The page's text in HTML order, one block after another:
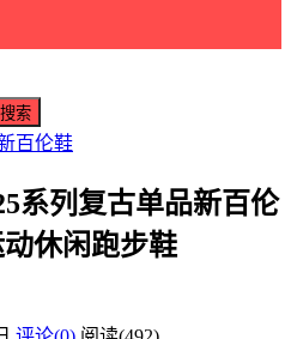
搜索
百伦鞋
系列复古单品新百伦
休闲跑步鞋